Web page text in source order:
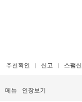
추천확인 신고 스팸
메뉴 인장보기